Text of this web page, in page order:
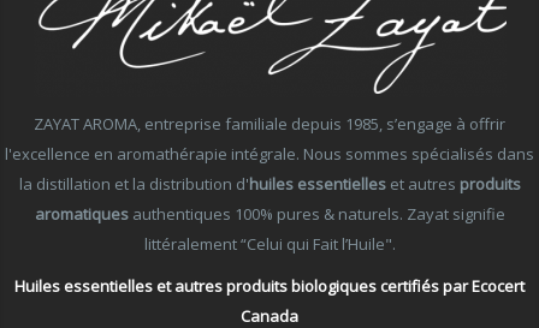
ZAYAT AROMA, entreprise familiale depuis 1985, s’engage à offrir
l'excellence en aromathérapie intégrale. Nous sommes spécialisés dans
la distillation et la distribution d'huiles essentielleset autres produits
aromatiquesauthentiques 100% pures & naturels. Zayat signifie
littéralement “Celui qui Fait l’Huile".
Huiles essentielles et autres produits biologiques certifiés par Ecocert
Canada